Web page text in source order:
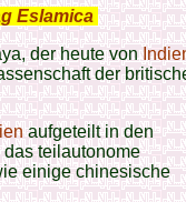
Eslamica
der heute von
der
aufgeteilt in den
teilautonome
einige chinesische